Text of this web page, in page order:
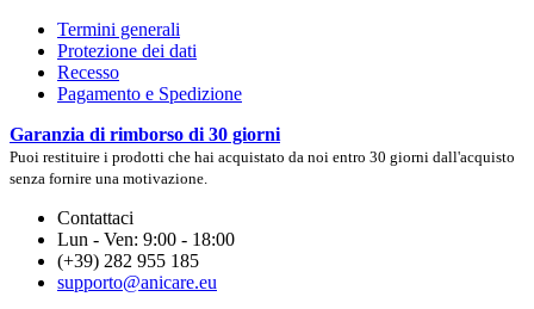
Termini generali
Protezione dei dati
Recesso
Pagamento e Spedizione
Garanzia di rimborso di 30 giorni
Puoi restituire i prodotti che hai acquistato da noi entro 30 giorni dall'acquisto
senza fornire una motivazione.
Contattaci
Lun - Ven: 9:00 - 18:00
(+39) 282 955 185
supporto@anicare.eu